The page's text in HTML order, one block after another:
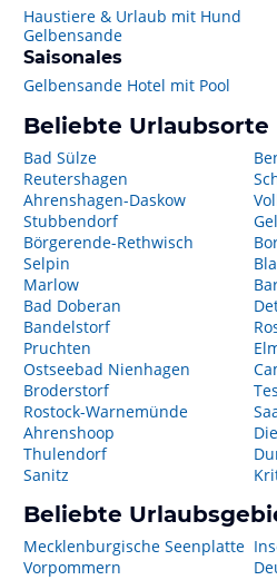
Haustiere & Urlaub mit Hund
Gelbensande
Saisonales
Gelbensande Hotel mit Pool
Beliebte Urlaubsorte
Bad Sülze
Reutershagen
Ahrenshagen-Daskow
Stubbendorf
Börgerende-Rethwisch
Selpin
Marlow
Bad Doberan
Bandelstorf
Pruchten
Ostseebad Nienhagen
Broderstorf
Rostock-Warnemünde
Ahrenshoop
Thulendorf
Sanitz
Beliebte
Mecklenburgische Seenplatte
Vorpommern